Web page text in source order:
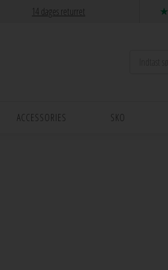
14 dages returret
ACCESSORIES SKO